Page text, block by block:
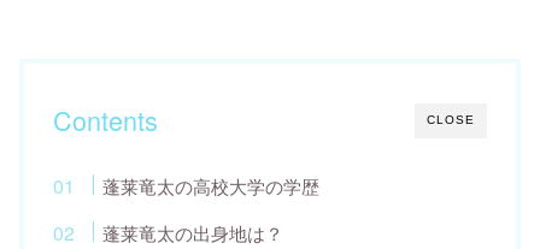
CLOSE
Contents
蓬莱竜太の高校大学の学歴
蓬莱竜太の出身地は？